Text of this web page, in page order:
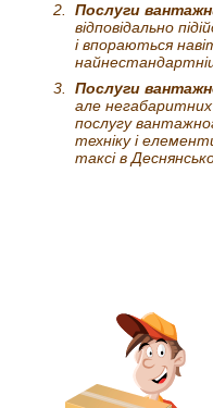
Послуги
відповідально
і впораються
Послуги
але негабаритних
послугу
техніку і
таксі в